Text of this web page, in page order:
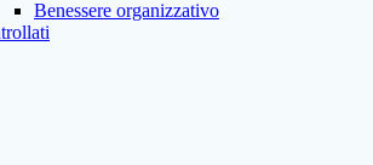
Benessere organizzativo